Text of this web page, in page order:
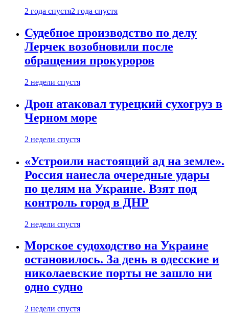
2 года спустя2 года спустя
Судебное производство по делу
Лерчек возобновили после
обращения прокуроров
2 недели спустя
Дрон атаковал турецкий сухогруз в
Черном море
2 недели спустя
«Устроили настоящий ад на земле».
Россия нанесла очередные удары
по целям на Украине. Взят под
контроль город в ДНР
2 недели спустя
Морское судоходство на Украине
остановилось. За день в одесские и
николаевские порты не зашло ни
одно судно
2 недели спустя